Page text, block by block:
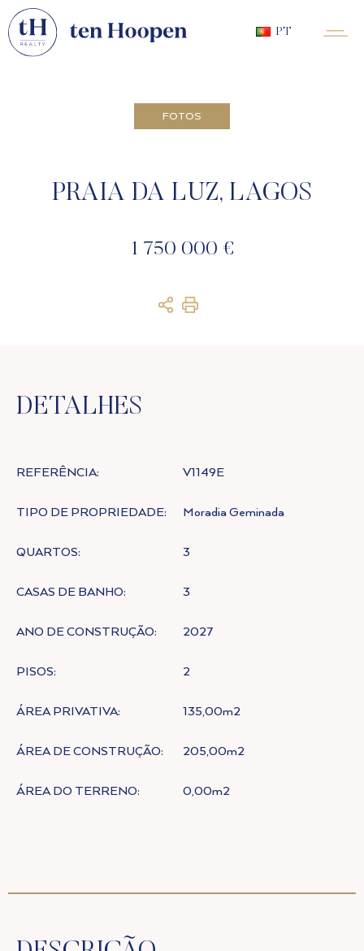
PT
FOTOS
PRAIA DA LUZ, LAGOS
1 750 000 €
DETALHES
REFERÊNCIA: V1149E
TIPO DE PROPRIEDADE: Moradia Geminada
QUARTOS: 3
CASAS DE BANHO: 3
ANO DE CONSTRUÇÃO: 2027
PISOS: 2
ÁREA PRIVATIVA: 135,00m2
ÁREA DE CONSTRUÇÃO: 205,00m2
ÁREA DO TERRENO: 0,00m2